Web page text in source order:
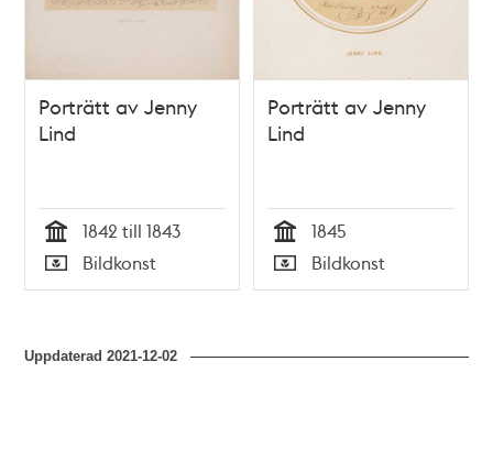
Porträtt av Jenny
Lind
Tid
1842 till 1843
Typ
Bildkonst
Porträtt av Jenny
Lind
Tid
1845
Typ
Bildkonst
Uppdaterad2021-12-02